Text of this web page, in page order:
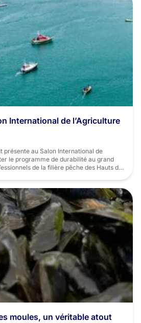
International de l’Agriculture
présente au Salon International de
le programme de durabilité au grand
de la filière pêche des Hauts de
visiteurs à la […]
moules, un véritable atout